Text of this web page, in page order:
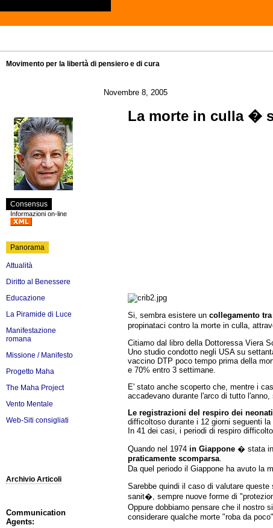
Movimento per la libertà di pensiero e di cura
Consensus
Informazioni on-line
Panorama
Attualità
Diritto al Benessere
Educazione
La Piramide di Luce
Manifestazione
romana
Missione / Manifesto
Progetto Maha
The Maha Project
Vento Mentale
Web-Siti consigliati
Archivio Articoli
Communication
Agents:
Novembre 8, 2005
La morte in culla �
Si, sembra esistere un collegamento
propinataci contro la morte in culla,
Citiamo dal libro della Dottoressa Viera
Uno studio condotto negli USA su
vaccino DTP poco tempo prima della
e 70% entro 3 settimane.
E' stato anche scoperto che, mentre i
accadevano durante l'arco di tutto
Le registrazioni del respiro dei neonati
difficoltoso durante i 12 giorni seguenti la
In 41 dei casi, i periodi di respiro
Quando nel 1974 in Giappone � stata
praticamente scomparsa
Da quel periodo il Giappone ha avuto la
Sarebbe quindi il caso di valutare
sanit�, sempre nuove forme di
Oppure dobbiamo pensare che il nostro
considerare qualche morte "roba da